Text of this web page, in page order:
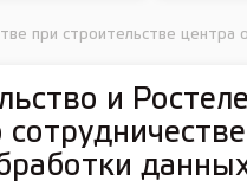
при строительстве центра
и